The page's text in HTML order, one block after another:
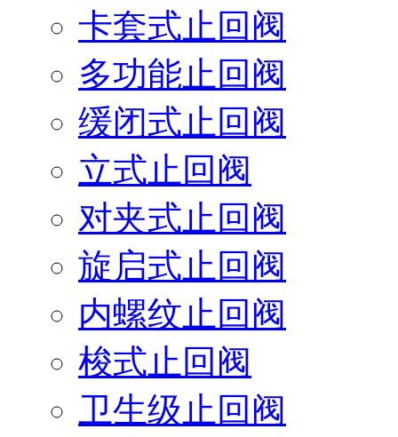
卡套式止回阀
多功能止回阀
缓闭式止回阀
立式止回阀
对夹式止回阀
旋启式止回阀
内螺纹止回阀
梭式止回阀
卫生级止回阀